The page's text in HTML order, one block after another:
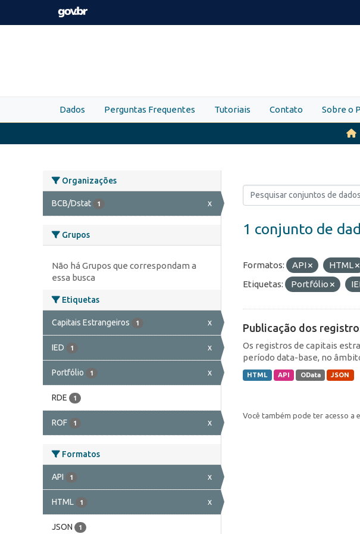
Skip to main content
Dados Perguntas Frequentes Tutoriais Contato Sobre o
Organizações
BCB/Dstat 1 x
Grupos
Não há Grupos que correspondam a
essa busca
Etiquetas
Capitais Estrangeiros 1 x
IED 1 x
Portfólio 1 x
RDE 1
ROF 1 x
Formatos
API 1 x
HTML 1 x
JSON 1
1 conjunto de
Formatos: API HTML
Etiquetas:
Portfólio
Publicação dos
Os registros de capitais
período data-base, no
HTML API OData JSON
Você também pode ter acesso a